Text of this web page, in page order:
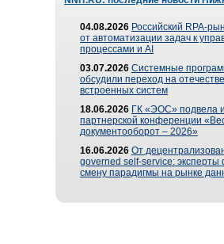
04.08.2026 Российский RPA-
от автоматизации задач к
процессами и AI
03.07.2026 Системные
обсудили переход на
встроенных систем
18.06.2026 ГК «ЭОС» подвела
партнерской конференции
документооборот – 2026»
16.06.2026 От
governed self-service: эксперты
смену парадигмы на рынке